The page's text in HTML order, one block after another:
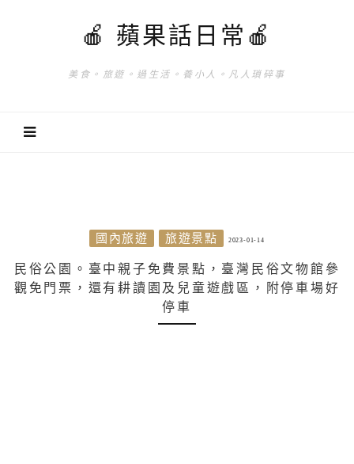
🍎 蘋果話日常🍎
美食。旅遊。過生活。養小人。凡人瑣碎事
國內旅遊 旅遊景點 2023-01-14
民俗公園。臺中親子免費景點，臺灣民俗文物館參
觀免門票，還有耕讀園及兒童遊戲區，附停車場好
停車